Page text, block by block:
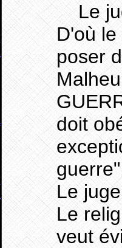
Le
D'où
poser
doit
Le
Le
veut